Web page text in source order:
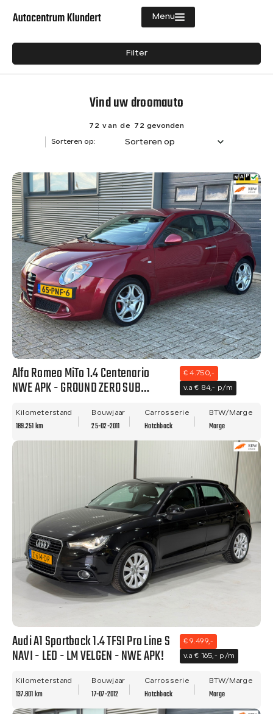
Menu
Aanbod
Verkocht
Over ons
Contact
Vind uw droomauto
Filter
Filters
Merk
Brandstof
Diesel 8 Hybride (Benzine) 1 Benzine 63
Transmissie
Semi-automaat 1 Handgeschakeld Automaat 13
72 van de 72 gevonden
Sorteren op: Sorteren op
Alfa Romeo MiTo 1.4 Centenario
NWE APK - GROUND ZERO SUB
€ 4.750,-
v.a € 84,- p/m
Kilometerstand
189.251 km
Bouwjaar
25-02-2011
Carrosserie
Hatchback
BTW/Marge
Marge
Audi A1 Sportback 1.4 TFSI Pro Line S
NAVI - LED - LM VELGEN - NWE APK!
€ 9.499,-
v.a € 165,- p/m
Kilometerstand
137.801 km
Bouwjaar
17-07-2012
Carrosserie
Hatchback
BTW/Marge
Marge